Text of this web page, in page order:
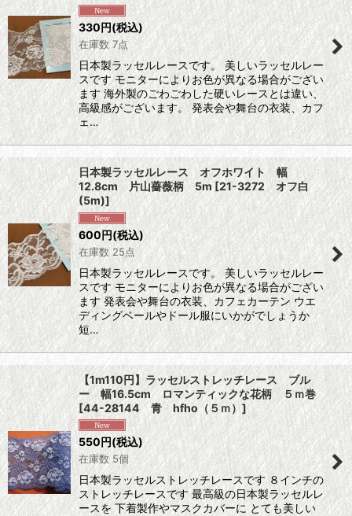
330円(税込)
在庫数 7点
日本製ラッセルレースです。 美しいラッセルレー
スです モニターによりお色が異なる場合がござい
ます 海外製のごわごわした硬いレースとは違い、
高級感がございます。 発表会や舞台の衣装、カフ
ェ…
日本製ラッセルレース オフホワイト 幅
12.8cm 片山薔薇柄 5m [21-3272 オフ白
(5m)]
600円(税込)
在庫数 25点
日本製ラッセルレースです。 美しいラッセルレー
スです モニターによりお色が異なる場合がござい
ます 発表会や舞台の衣装、カフェカーテン ウエ
ディングベールやドール服にいかがでしょうか
短…
【1m110円】ラッセルストレッチレース ブル
ー 幅16.5cm ロマンティックな花柄 ５ｍ巻
[44-28144 青 hfho（５ｍ）]
550円(税込)
在庫数 5個
日本製ラッセルストレッチレースです ８インチの
ストレッチレースです 最高級の日本製ラッセルレ
ースを 下着製作やマスクカバーに とても美しい